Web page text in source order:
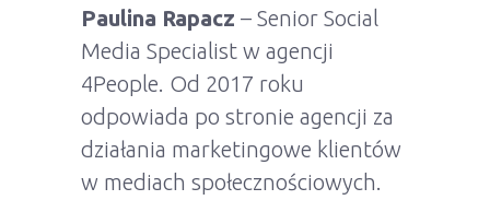
Paulina Rapacz – Senior Social
Media Specialist w agencji
4People. Od 2017 roku
odpowiada po stronie agencji za
działania marketingowe klientów
w mediach społecznościowych.